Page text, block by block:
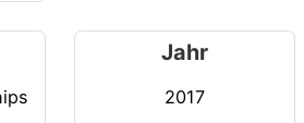
Jahr
2017